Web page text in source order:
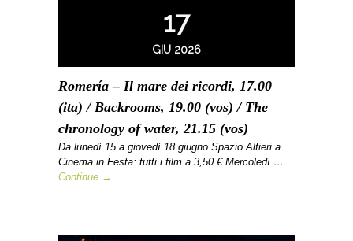
17
GIU 2026
Romería – Il mare dei ricordi, 17.00
(ita) / Backrooms, 19.00 (vos) / The
chronology of water, 21.15 (vos)
Da lunedì 15 a giovedì 18 giugno Spazio Alfieri a
Cinema in Festa: tutti i film a 3,50 € Mercoledì …
Continue →